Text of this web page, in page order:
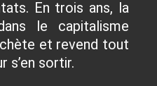
En trois ans, la
le capitalisme
et revend tout
s’en sortir.